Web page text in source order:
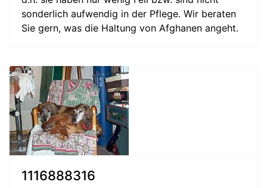
sonderlich aufwendig in der Pflege. Wir beraten
Sie gern, was die Haltung von Afghanen angeht.
1116888316